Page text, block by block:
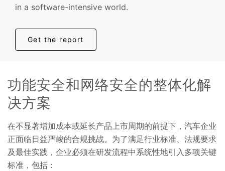
in a software-intensive world.
Get the report
功能安全和网络安全的整体化解
决方案
在不显著增加成本或延长产品上市周期的前提下，汽车企业
正面临日益严峻的合规挑战。为了满足行业标准、法规要求
及最佳实践，企业必须在研发流程中系统性地引入多项关键
标准，包括：